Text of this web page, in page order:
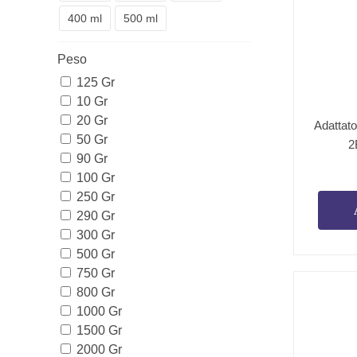
400 ml 500 ml
Peso
125 Gr
10 Gr
20 Gr
50 Gr
90 Gr
100 Gr
250 Gr
290 Gr
300 Gr
500 Gr
750 Gr
800 Gr
1000 Gr
1500 Gr
2000 Gr